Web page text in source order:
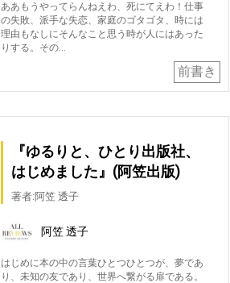
ああもうやってらんねえわ、死にてえわ！仕事
の失敗、派手な失恋、家庭のゴタゴタ、時には
理由もなしにそんなこと思う時が人にはあった
りする。その…
前書き
『ゆるりと、ひとり出版社、
はじめました』(阿笠出版)
著者:阿笠 透子
阿笠 透子
はじめに本の中の言葉ひとつひとつが、夢であ
り、未知の友であり、世界へ繋がる扉である。